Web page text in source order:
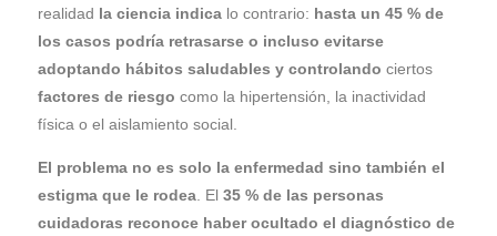
realidad
la ciencia indicalo contrario: hasta un 45 % de
los casos podría retrasarse o incluso evitarse
adoptando hábitos saludables y controlando ciertos
factores de riesgo como la hipertensión, la inactividad
física o el aislamiento social.
El problema no es solo la enfermedad sino también el
estigma que le rodea. El 35 % de las personas
cuidadoras reconoce haber ocultado el diagnóstico de